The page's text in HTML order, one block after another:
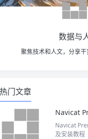
数据与
聚焦技术和人文，分享干
热门文章
Navicat
及安装教程